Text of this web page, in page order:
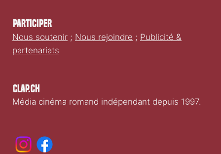
Clap.ch
Média cinéma romand indépendant depuis 1997.
Participer
Nous soutenir ; Nous rejoindre ; Publicité &
partenariats